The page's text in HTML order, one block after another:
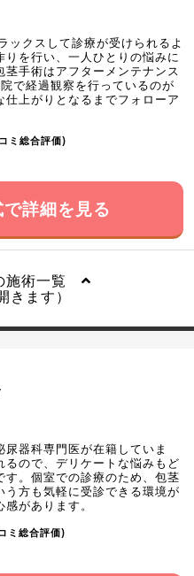
ックスして診療が受けられるよ
を行い、一人ひとりの悩みに
手術はアフターメンテナンス
で経過観察を行っているのが
上がりとなるまでフォローア
ミ総合評価)
詳細を見る
施術一覧
きます）
器科専門医が在籍していま
ので、デリケートな悩みもど
。個室での診療のため、包茎
方も気軽に受診できる環境が
があります。
ミ総合評価)